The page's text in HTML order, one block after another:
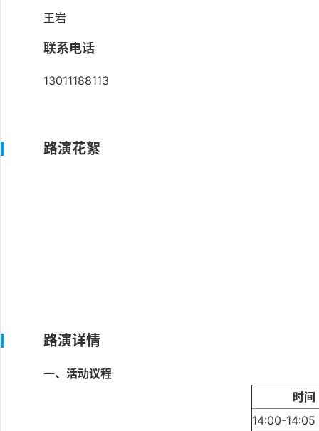
王岩
联系电话
13011188113
路演花絮
路演详情
一、活动议程
时间
14:00-14:05